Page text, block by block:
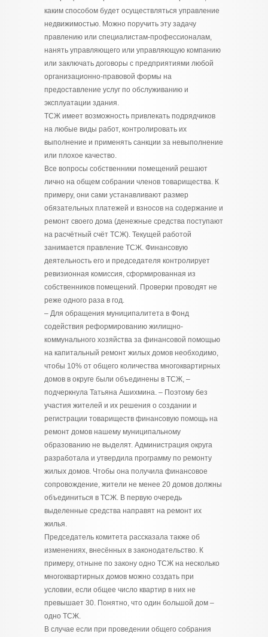
каким способом будет осуществляться управление
недвижимостью. Можно поручить эту задачу
правлению или специалистам-профессионалам,
нанять управляющего или управляющую компанию
или заключать договоры с предприятиями любой
организационно-правовой формы на
предоставление услуг по обслуживанию и
эксплуатации здания.
ТСЖ имеет возможность привлекать подрядчиков
на любые виды работ, контролировать их
выполнение и применять санкции за невыполнение
или плохое качество.
Все вопросы собственники помещений решают
лично на общем собрании членов товарищества. К
примеру, они сами устанавливают размер
обязательных платежей и взносов на содержание и
ремонт своего дома (денежные средства поступают
на расчётный счёт ТСЖ). Текущей работой
занимается правление ТСЖ. Финансовую
деятельность его и председателя контролирует
ревизионная комиссия, сформированная из
собственников помещений. Проверки проводят не
реже одного раза в год.
– Для обращения муниципалитета в Фонд
содействия реформированию жилищно-
коммунального хозяйства за финансовой помощью
на капитальный ремонт жилых домов необходимо,
чтобы 10% от общего количества многоквартирных
домов в округе были объединены в ТСЖ, –
подчеркнула Татьяна Ашихмина. – Поэтому без
участия жителей и их решения о создании и
регистрации товариществ финансовую помощь на
ремонт домов нашему муниципальному
образованию не выделят. Администрация округа
разработала и утвердила программу по ремонту
жилых домов. Чтобы она получила финансовое
сопровождение, жители не менее 20 домов должны
объединиться в ТСЖ. В первую очередь
выделенные средства направят на ремонт их
жилья.
Председатель комитета рассказала также об
изменениях, внесённых в законодательство. К
примеру, отныне по закону одно ТСЖ на несколько
многоквартирных домов можно создать при
условии, если общее число квартир в них не
превышает 30. Понятно, что один большой дом –
одно ТСЖ.
В случае если при проведении общего собрания